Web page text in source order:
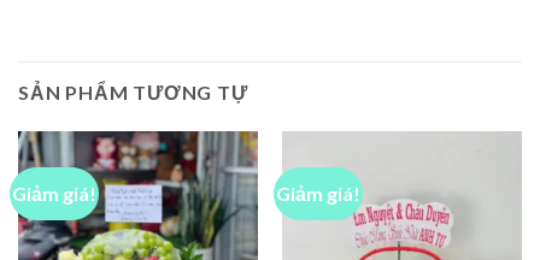
SẢN PHẨM TƯƠNG TỰ
Giảm giá! Giảm giá!